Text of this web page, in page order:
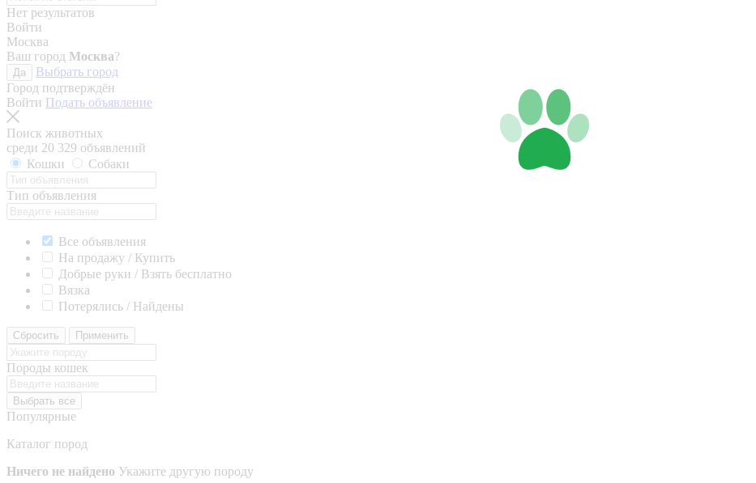
Нет результатов
Войти
Москва
Ваш город Москва?
Да
Выбрать город
Город подтверждён
Войти Подать объявление
Поиск животных
среди 20 329 объявлений
Кошки
Собаки
Тип объявления
Все объявления
На продажу / Купить
Добрые руки / Взять бесплатно
Вязка
Потерялись / Найдены
Сбросить Применить
Породы кошек
Выбрать все
Популярные
Каталог пород
Ничего не найдено Укажите другую породу